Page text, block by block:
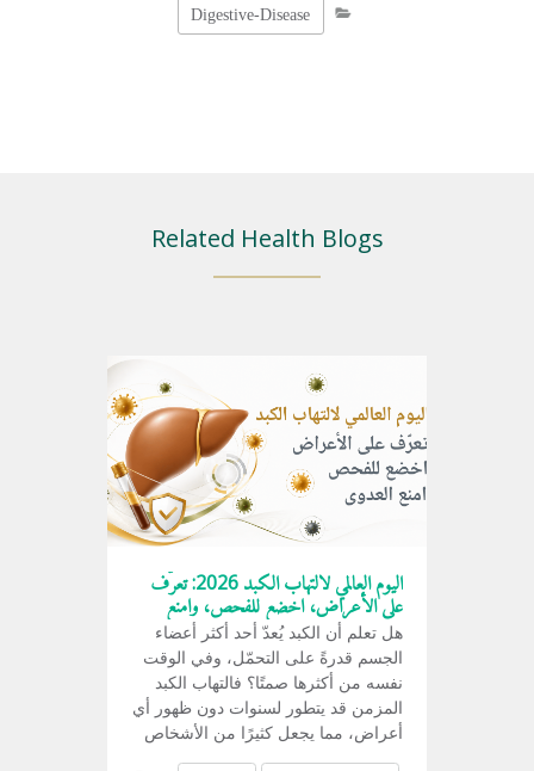
Digestive-Disease
Related Health Blogs
اليوم العالمي لالتهاب الكبد 2026: تعرّف
على الأعراض، اخضع للفحص، وامنع
العدوى
هل تعلم أن الكبد يُعدّ أحد أكثر أعضاء
الجسم قدرةً على التحمّل، وفي الوقت
نفسه من أكثرها صمتًا؟ فالتهاب الكبد
المزمن قد يتطور لسنوات دون ظهور أي
أعراض، مما يجعل كثيرًا من الأشخاص